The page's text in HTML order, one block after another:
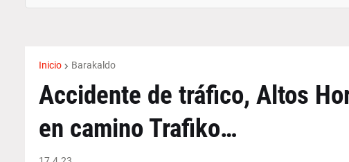
Inicio Barakaldo
Accidente de tráfico, Altos
en camino Trafiko…